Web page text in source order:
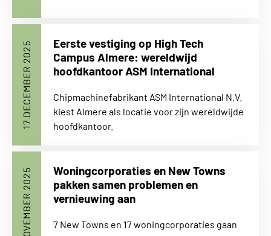
Eerste vestiging op High Tech
Campus Almere: wereldwijd
hoofdkantoor ASM International
17 DECEMBER 2025
Chipmachinefabrikant ASM International N.V.
kiest Almere als locatie voor zijn wereldwijde
hoofdkantoor.
Woningcorporaties en New Towns
pakken samen problemen en
vernieuwing aan
21 NOVEMBER 2025
7 New Towns en 17 woningcorporaties gaan